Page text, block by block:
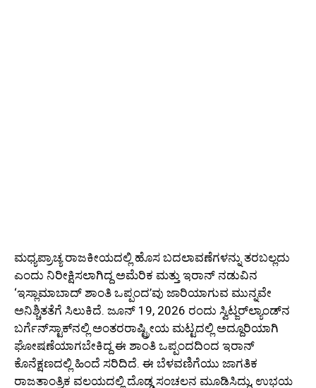
ಮಧ್ಯಪ್ರಾಚ್ಯ ರಾಜಕೀಯದಲ್ಲಿ ಹೊಸ ಬದಲಾವಣೆಗಳನ್ನು ತರಬಲ್ಲದು
ಎಂದು ನಿರೀಕ್ಷಿಸಲಾಗಿದ್ದ ಅಮೆರಿಕ ಮತ್ತು ಇರಾನ್ ನಡುವಿನ
‘ಇಸ್ಲಾಮಾಬಾದ್ ಶಾಂತಿ ಒಪ್ಪಂದ’ವು ಜಾರಿಯಾಗುವ ಮುನ್ನವೇ
ಅನಿಶ್ಚಿತತೆಗೆ ಸಿಲುಕಿದೆ. ಜೂನ್ 19, 2026 ರಂದು ಸ್ವಿಟ್ಜರ್‌ಲ್ಯಾಂಡ್‌ನ
ಬರ್ಗೆನ್‌ಸ್ಟಾಕ್‌ನಲ್ಲಿ ಅಂತರರಾಷ್ಟ್ರೀಯ ಮಟ್ಟದಲ್ಲಿ ಅದ್ದೂರಿಯಾಗಿ
ಘೋಷಣೆಯಾಗಬೇಕಿದ್ದ ಈ ಶಾಂತಿ ಒಪ್ಪಂದದಿಂದ ಇರಾನ್
ಕೊನೆಕ್ಷಣದಲ್ಲಿ ಹಿಂದೆ ಸರಿದಿದೆ. ಈ ಬೆಳವಣಿಗೆಯು ಜಾಗತಿಕ
ರಾಜತಾಂತ್ರಿಕ ವಲಯದಲ್ಲಿ ದೊಡ್ಡ ಸಂಚಲನ ಮೂಡಿಸಿದ್ದು, ಉಭಯ